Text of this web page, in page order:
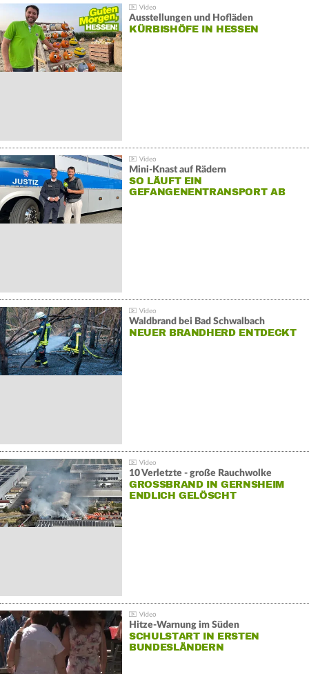
Ausstellungen und Hofläden
KÜRBISHÖFE IN HESSEN
Mini-Knast auf Rädern
SO LÄUFT EIN
GEFANGENENTRANSPORT AB
Waldbrand bei Bad Schwalbach
NEUER BRANDHERD ENTDECKT
10 Verletzte - große Rauchwolke
GROSSBRAND IN GERNSHEIM E
NDLICH GELÖSCHT
Hitze-Warnung im Süden
SCHULSTART IN ERSTEN
BUNDESLÄNDERN